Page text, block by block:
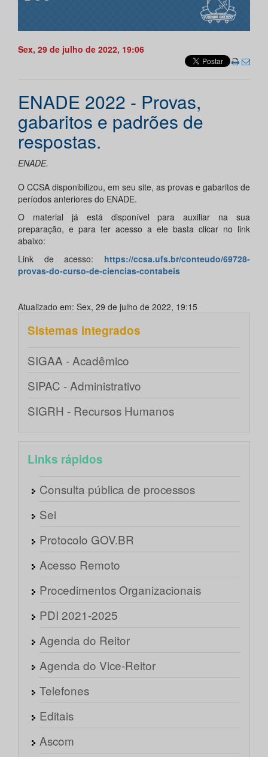
Sex, 29 de julho de 2022, 19:06
ENADE 2022 - Provas,
gabaritos e padrões de
respostas.
ENADE.
O CCSA disponibilizou, em seu site, as provas e gabaritos de
períodos anteriores do ENADE.
O material já está disponível para auxiliar na sua
preparação, e para ter acesso a ele basta clicar no link
abaixo:
Link de acesso: https://ccsa.ufs.br/conteudo/69728-
provas-do-curso-de-ciencias-contabeis
Atualizado em: Sex, 29 de julho de 2022, 19:15
Sistemas integrados
SIGAA - Acadêmico
SIPAC - Administrativo
SIGRH - Recursos Humanos
Links rápidos
Consulta pública de processos
Sei
Protocolo GOV.BR
Acesso Remoto
Procedimentos Organizacionais
PDI 2021-2025
Agenda do Reitor
Agenda do Vice-Reitor
Telefones
Editais
Ascom